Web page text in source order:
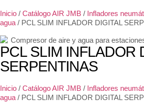
Inicio / Catálogo AIR JMB / Infladores
agua / PCL SLIM INFLADOR DIGITAL
PCL SLIM INFLADOR
SERPENTINAS
Inicio / Catálogo AIR JMB / Infladores
agua / PCL SLIM INFLADOR DIGITAL